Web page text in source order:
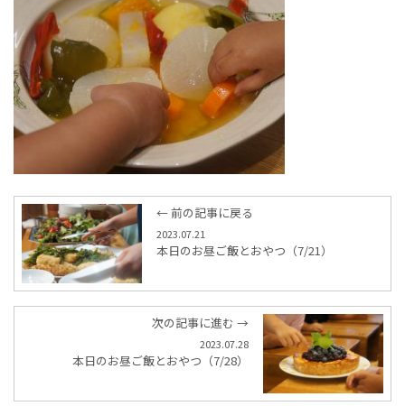
← 前の記事に戻る
2023.07.21
本日のお昼ご飯とおやつ（7/21）
次の記事に進む →
2023.07.28
本日のお昼ご飯とおやつ（7/28）